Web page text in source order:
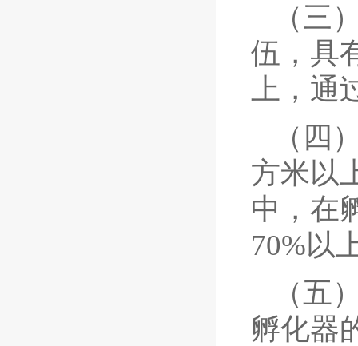
（三
伍，具
上，
（四
方米以
中，在
70%以
（五
孵化器